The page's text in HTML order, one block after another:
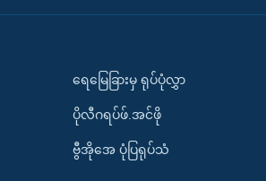
ရေမြေခြားမှ ရုပ်ပုံလွှာ
ပိုလီဂရပ်ဖ်.အင်ဖို
ဗွီအိုအေ ပုံပြရုပ်သံ